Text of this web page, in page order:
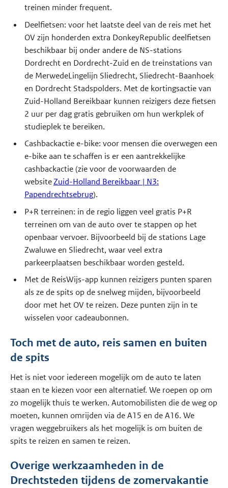
treinen minder frequent.
Deelfietsen: voor het laatste deel van de reis met het
OV zijn honderden extra DonkeyRepublic deelfietsen
beschikbaar bij onder andere de NS-stations
Dordrecht en Dordrecht-Zuid en de treinstations van
de MerwedeLingelijn Sliedrecht, Sliedrecht-Baanhoek
en Dordrecht Stadspolders. Met de kortingsactie van
Zuid-Holland Bereikbaar kunnen reizigers deze fietsen
2 uur per dag gratis gebruiken om hun werkplek of
studieplek te bereiken.
Cashbackactie e-bike: voor mensen die overwegen een
e-bike aan te schaffen is er een aantrekkelijke
cashbackactie (zie voor de voorwaarden de
websiteZuid-Holland Bereikbaar | N3:
Papendrechtsebrug).
P+R terreinen: in de regio liggen veel gratis P+R
terreinen om van de auto over te stappen op het
openbaar vervoer. Bijvoorbeeld bij de stations Lage
Zwaluwe en Sliedrecht, waar veel extra
parkeerplaatsen beschikbaar worden gesteld.
Met de ReisWijs-app kunnen reizigers punten sparen
als ze de spits op de snelweg mijden, bijvoorbeeld
door met het OV te reizen. Deze punten zijn in te
wisselen voor cadeaubonnen.
Toch met de auto, reis samen en buiten
de spits
Het is niet voor iedereen mogelijk om de auto te laten
staan en te kiezen voor een alternatief. We roepen op om
zo mogelijk thuis te werken. Automobilisten die de weg op
moeten, kunnen omrijden via de A15 en de A16. We
vragen weggebruikers als het mogelijk is om buiten de
spits te reizen en samen te reizen.
Overige werkzaamheden in de
Drechtsteden tijdens de zomervakantie